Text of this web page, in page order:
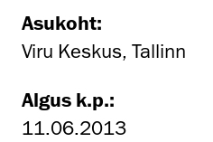
Asukoht:
Viru Keskus, Tallinn
Algus k.p.:
11.06.2013